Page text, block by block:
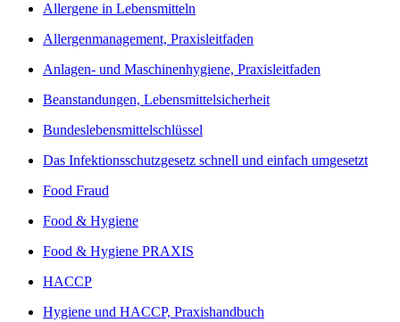
Allergene in Lebensmitteln
Allergenmanagement, Praxisleitfaden
Anlagen- und Maschinenhygiene, Praxisleitfaden
Beanstandungen, Lebensmittelsicherheit
Bundeslebensmittelschlüssel
Das Infektionsschutzgesetz schnell und einfach umgesetzt
Food Fraud
Food & Hygiene
Food & Hygiene PRAXIS
HACCP
Hygiene und HACCP, Praxishandbuch